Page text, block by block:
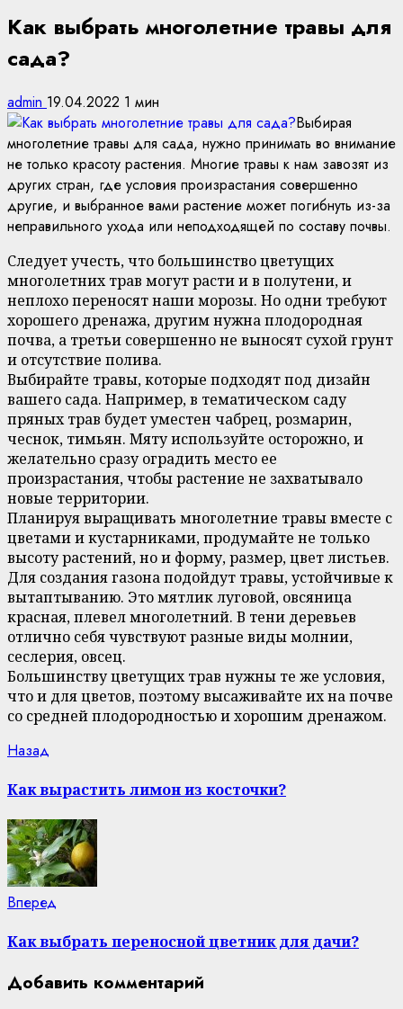
Как выбрать многолетние травы для
сада?
admin 19.04.2022 1 мин
Выбирая
многолетние травы для сада, нужно принимать во внимание
не только красоту растения. Многие травы к нам завозят из
других стран, где условия произрастания совершенно
другие, и выбранное вами растение может погибнуть из-за
неправильного ухода или неподходящей по составу почвы.
Следует учесть, что большинство цветущих
многолетних трав могут расти и в полутени, и
неплохо переносят наши морозы. Но одни требуют
хорошего дренажа, другим нужна плодородная
почва, а третьи совершенно не выносят сухой грунт
и отсутствие полива.
Выбирайте травы, которые подходят под дизайн
вашего сада. Например, в тематическом саду
пряных трав будет уместен чабрец, розмарин,
чеснок, тимьян. Мяту используйте осторожно, и
желательно сразу оградить место ее
произрастания, чтобы растение не захватывало
новые территории.
Планируя выращивать многолетние травы вместе с
цветами и кустарниками, продумайте не только
высоту растений, но и форму, размер, цвет листьев.
Для создания газона подойдут травы, устойчивые к
вытаптыванию. Это мятлик луговой, овсяница
красная, плевел многолетний. В тени деревьев
отлично себя чувствуют разные виды молнии,
сеслерия, овсец.
Большинству цветущих трав нужны те же условия,
что и для цветов, поэтому высаживайте их на почве
со средней плодородностью и хорошим дренажом.
Continue
Reading
Назад
Как вырастить лимон из косточки?
Вперед
Как выбрать переносной цветник для дачи?
Добавить комментарий